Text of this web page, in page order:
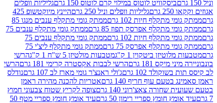
ביסקוויט לוטוס במילוי קרם לוטוס 150 גרם
גליליות וופלים
גרם
גליליות וופלים וניל 250 גרם
היינץ מיוקטשופ 425
מתקלף חיות 102 גרם
ממתק גומי מתקלף ענבים מנגו 85
מתקלף אפרסק תפוז 85 גרם
ממתק גומי מתקלף ענבים 75
מתקלף חיות 102 גרם
ממתק גומי מתקלף ענבים 75
מתקלף אפרסק 75 גרם
ממתק גומי מתקלף ליצ'י 75
ביטקוין 1 ק"ג
מטבעות מולטיזן 5 ש"ח 1 ק"ג
הרשי
מיקס 181 גרם
הרשי לבבות אקסטרה קרימי 181 גרם
הרשי
102 גרם
ג'ולי ראנצ'ר גומי מארז לב 107 גרם
נודלס
עוף חריף 140 גרם
אטריות להכנה מהירה ראמן
שחורה צאצ'רוני 140 גרם
צופה לקריץ שטוח צבעוני חמוץ
חומץ ספריי רימון 50 גרם
עיד אומץ חומץ ספריי מטף 50